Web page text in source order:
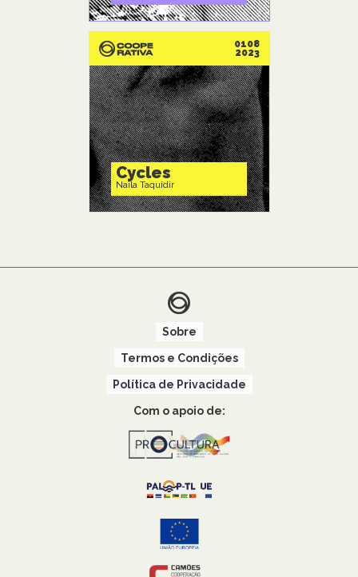
0108
2023
Cycles
Naila Taquidir
Sobre
Termos e Condições
Política de Privacidade
Com o apoio de: